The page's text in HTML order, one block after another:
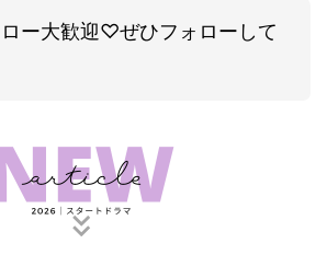
ー大歓迎♡ぜひフォローして